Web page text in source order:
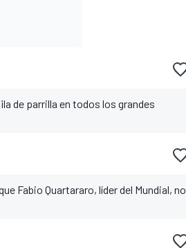
de parrilla en todos los grandes
Fabio Quartararo, líder del Mundial, no